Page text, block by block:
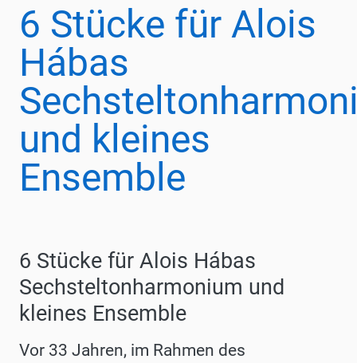
6 Stücke für Alois
Hábas
und kleines
Ensemble
6 Stücke für Alois Hábas
Sechsteltonharmonium und
kleines Ensemble
Vor 33 Jahren, im Rahmen des